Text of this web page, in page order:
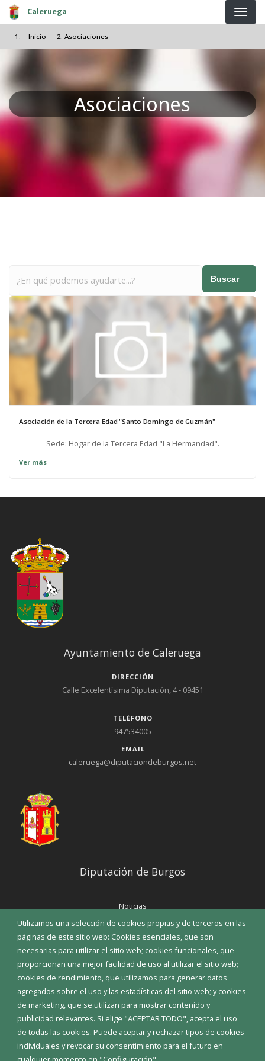
Pasar al contenido principal
Caleruega
Inicio Asociaciones
Asociaciones
Buscar
Asociación de la Tercera Edad "Santo Domingo de Guzmán"
Sede: Hogar de la Tercera Edad "La Hermandad".
Ver más
Utilizamos una selección de cookies propias y de terceros en las
páginas de este sitio web: Cookies esenciales, que son
necesarias para utilizar el sitio web; cookies funcionales, que
proporcionan una mejor facilidad de uso al utilizar el sitio web;
cookies de rendimiento, que utilizamos para generar datos
agregados sobre el uso y las estadísticas del sitio web; y cookies
de marketing, que se utilizan para mostrar contenido y
publicidad relevantes. Si elige "ACEPTAR TODO", acepta el uso
de todas las cookies. Puede aceptar y rechazar tipos de cookies
individuales y revocar su consentimiento para el futuro en
Ayuntamiento de Caleruega
DIRECCIÓN
Calle Excelentísima Diputación, 4 - 09451
TELÉFONO
947534005
EMAIL
caleruega@diputaciondeburgos.net
Diputación de Burgos
Noticias
Eventos
Corporación Municipal
Teléfonos de interés
INICIAR SESIÓN
MAPA WEB